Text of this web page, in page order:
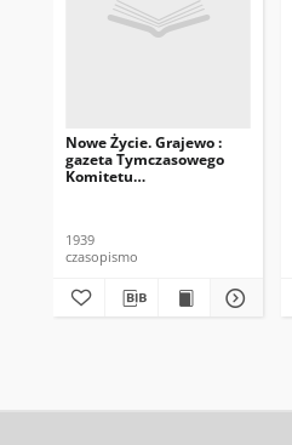
Nowe Życie. Grajewo :
gazeta Tymczasowego
Komitetu
Zachodniej Białorusi
1939, nr 6
1939
czasopismo